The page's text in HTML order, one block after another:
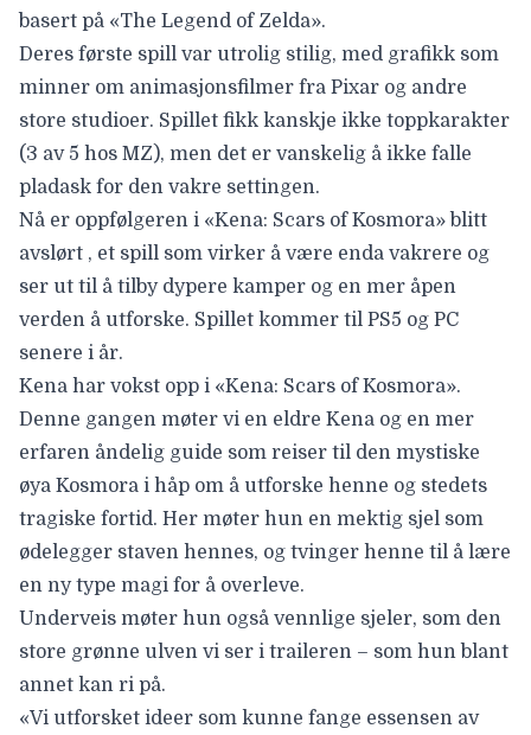
basert på «The Legend of Zelda».
Deres første spill var utrolig stilig, med grafikk som
minner om animasjonsfilmer fra Pixar og andre
store studioer. Spillet fikk kanskje ikke toppkarakter
(3 av 5 hos MZ), men det er vanskelig å ikke falle
pladask for den vakre settingen.
Nå er oppfølgeren i «Kena: Scars of Kosmora» blitt
avslørt , et spill som virker å være enda vakrere og
ser ut til å tilby dypere kamper og en mer åpen
verden å utforske. Spillet kommer til PS5 og PC
senere i år.
Kena har vokst opp i «Kena: Scars of Kosmora».
Denne gangen møter vi en eldre Kena og en mer
erfaren åndelig guide som reiser til den mystiske
øya Kosmora i håp om å utforske henne og stedets
tragiske fortid. Her møter hun en mektig sjel som
ødelegger staven hennes, og tvinger henne til å lære
en ny type magi for å overleve.
Underveis møter hun også vennlige sjeler, som den
store grønne ulven vi ser i traileren – som hun blant
annet kan ri på.
«Vi utforsket ideer som kunne fange essensen av